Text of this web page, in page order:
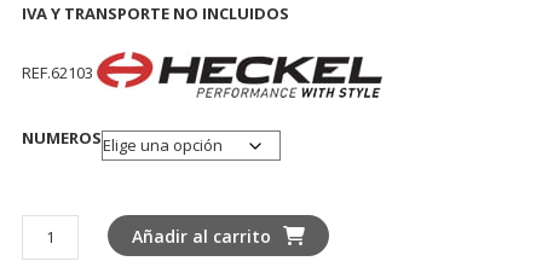
IVA Y TRANSPORTE NO INCLUIDOS
REF.62103
NUMEROS
HECKEL
MACWILD
Añadir al carrito